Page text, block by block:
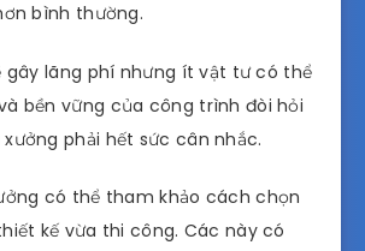
bình thường.
gây lãng phí nhưng ít vật tư có thể
bền vững của công trình đòi hỏi
phải hết sức cân nhắc.
có thể tham khảo cách chọn
kế vừa thi công. Các này có